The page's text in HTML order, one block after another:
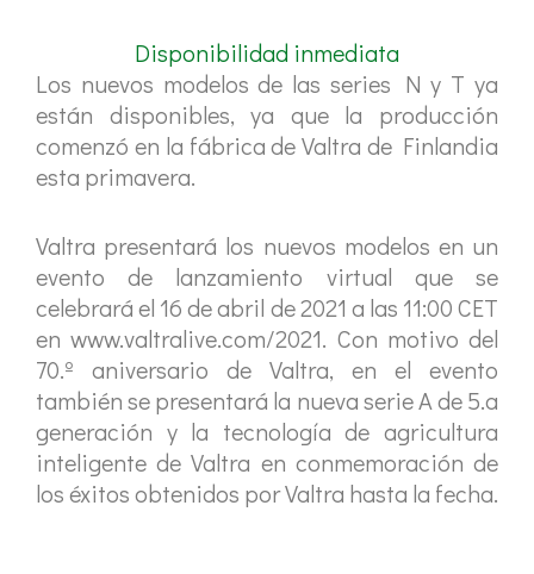
Disponibilidad inmediata
Los nuevos modelos de las series N y T ya
están disponibles, ya que la producción
comenzó en la fábrica de Valtra de Finlandia
esta primavera.
Valtra presentará los nuevos modelos en un
evento de lanzamiento virtual que se
celebrará el 16 de abril de 2021 a las 11:00 CET
en www.valtralive.com/2021. Con motivo del
70.º aniversario de Valtra, en el evento
también se presentará la nueva serie A de 5.a
generación y la tecnología de agricultura
inteligente de Valtra en conmemoración de
los éxitos obtenidos por Valtra hasta la fecha.